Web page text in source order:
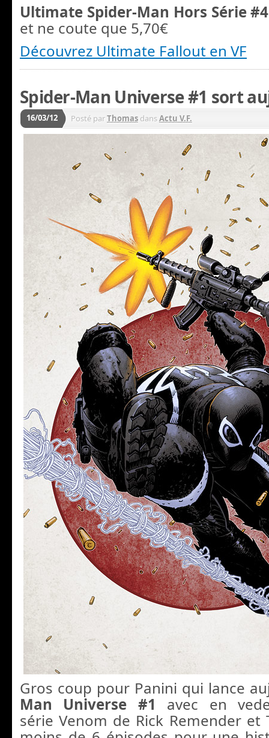
Ultimate Spider-Man Hors Série #4
et ne coute que 5,70€
Découvrez Ultimate Fallout en VF
Spider-Man Universe #1 sort
16/03/12 Posté parThomas dansActu V.F.
Gros coup pour Panini qui lance
Man Universe #1
avec en
série Venom de Rick Remender et